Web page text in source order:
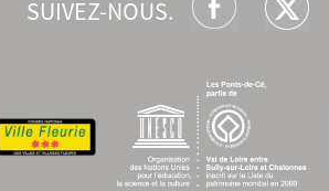
SUIVEZ-NOUS.